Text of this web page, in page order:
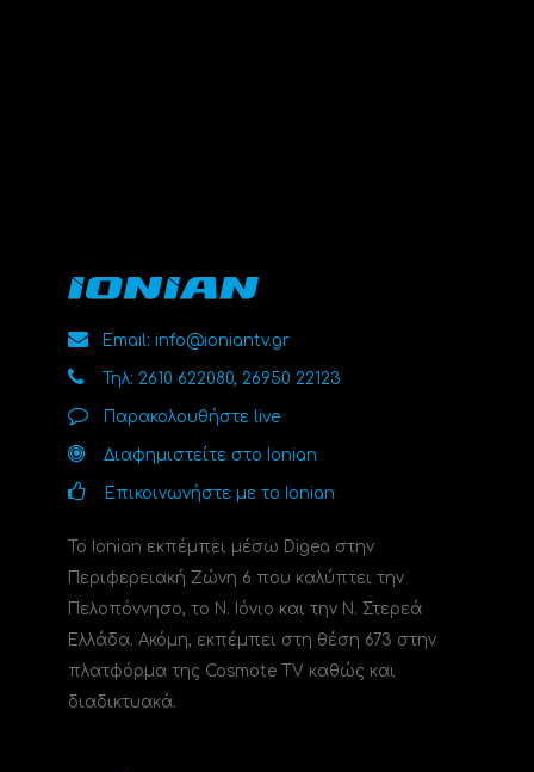
Email: info@ioniantv.gr
Τηλ: 2610 622080, 26950 22123
Παρακολουθήστε live
Διαφημιστείτε στο Ionian
Επικοινωνήστε με το Ionian
Το Ionian εκπέμπει μέσω Digea στην
Περιφερειακή Ζώνη 6 που καλύπτει την
Πελοπόννησο, το N. Ιόνιο και την Ν. Στερεά
Ελλάδα. Ακόμη, εκπέμπει στη θέση 673 στην
πλατφόρμα της Cosmote TV καθώς και
διαδικτυακά.